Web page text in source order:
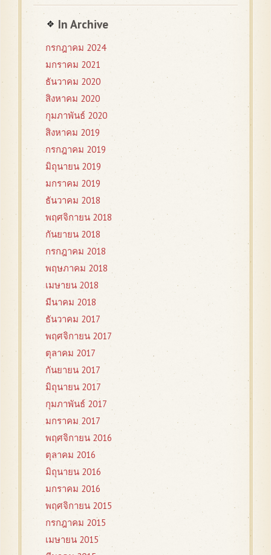
In Archive
กรกฎาคม 2024
มกราคม 2021
ธันวาคม 2020
สิงหาคม 2020
กุมภาพันธ์ 2020
สิงหาคม 2019
กรกฎาคม 2019
มิถุนายน 2019
มกราคม 2019
ธันวาคม 2018
พฤศจิกายน 2018
กันยายน 2018
กรกฎาคม 2018
พฤษภาคม 2018
เมษายน 2018
มีนาคม 2018
ธันวาคม 2017
พฤศจิกายน 2017
ตุลาคม 2017
กันยายน 2017
มิถุนายน 2017
กุมภาพันธ์ 2017
มกราคม 2017
พฤศจิกายน 2016
ตุลาคม 2016
มิถุนายน 2016
มกราคม 2016
พฤศจิกายน 2015
กรกฎาคม 2015
เมษายน 2015